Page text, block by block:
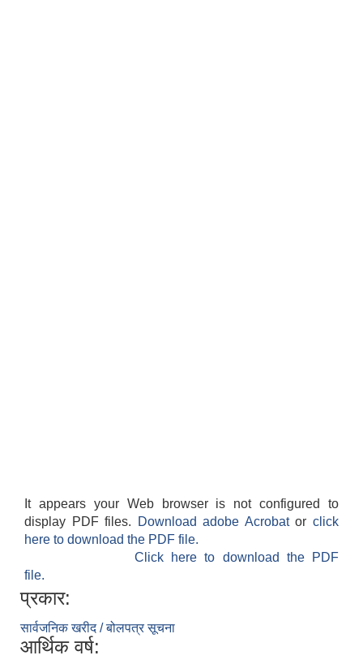
It appears your Web browser is not configured to
display PDF files.
Download adobe Acrobatorclick
here to download the PDF file.
Click here to download the PDF
file.
प्रकार:
सार्वजनिक खरीद / बोलपत्र सूचना
आर्थिक वर्ष: